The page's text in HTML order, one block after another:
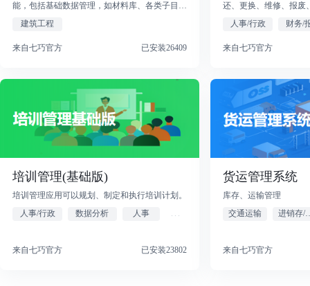
能，包括基础数据管理，如材料库、各类子目
库、劳务及专业分包商等信息的维护；甲方管理
部分，有甲方信息、合同管理以及产值上报、结
算等操作；项目管理中涵盖分包与租赁管
建筑工程
来自七巧官方 已安装26409
还、更换、维修、报废
人事/行政
财务/
来自七巧官方
培训管理(基础版)
培训管理应用可以规划、制定和执行培训计划。
人事/行政
数据分析 人事 ...
来自七巧官方 已安装23802
货运管理系统
库存、运输管理
交通运输
进销
来自七巧官方